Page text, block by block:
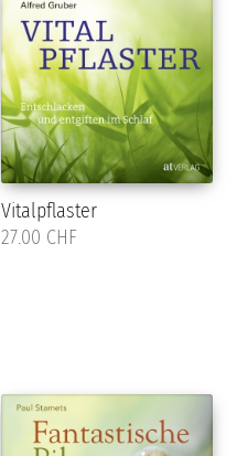
Vitalpflaster
27.00 CHF